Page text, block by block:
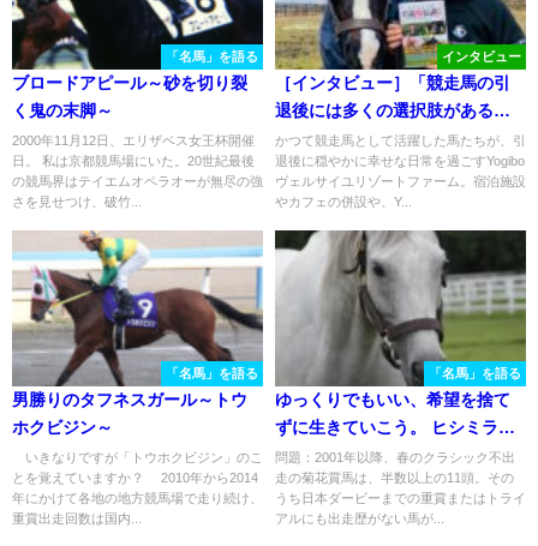
「名馬」を語る
ブロードアピール～砂を切り裂
く鬼の末脚～
2000年11月12日、エリザベス女王杯開催
日。 私は京都競馬場にいた。20世紀最後
の競馬界はテイエムオペラオーが無尽の強
さを見せつけ、破竹...
インタビュー
［インタビュー］「競走馬の引
退後には多くの選択肢があるこ
とを知ってほしい」太田篤志さ
ん（Yogiboヴェルサイユリゾー
トファーム）の語る想い
かつて競走馬として活躍した馬たちが、引
退後に穏やかに幸せな日常を過ごすYogibo
ヴェルサイユリゾートファーム。宿泊施設
やカフェの併設や、Y...
「名馬」を語る
男勝りのタフネスガール～トウ
ホクビジン～
いきなりですが「トウホクビジン」のこ
とを覚えていますか？ 2010年から2014
年にかけて各地の地方競馬場で走り続け、
重賞出走回数は国内...
「名馬」を語る
ゆっくりでもいい、希望を捨て
ずに生きていこう。 ヒシミラク
ルの菊花賞。
問題：2001年以降、春のクラシック不出
走の菊花賞馬は、半数以上の11頭。その
うち日本ダービーまでの重賞またはトライ
アルにも出走歴がない馬が...